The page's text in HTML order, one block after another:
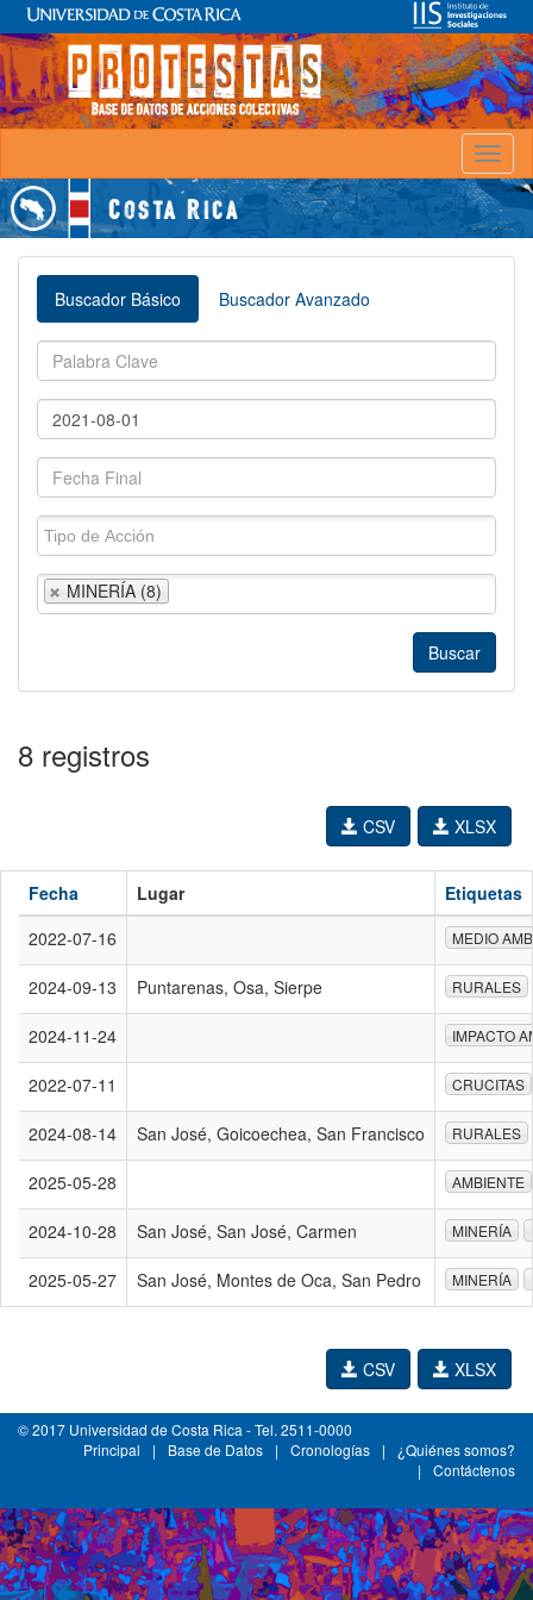
Buscador Básico Buscador Avanzado
MINERÍA (8)
8 registros
XLSX
CSV
Fecha Lugar
Etiquetas
2022-07-16
MEDIO
2024-09-13 Puntarenas, Osa, Sierpe RURALES
2024-11-24 IMPACTO
2022-07-11 CRUCITAS
2024-08-14 San José, Goicoechea, San Francisco RURALES
2025-05-28 AMBIENTE
2024-10-28 San José, San José, Carmen MINERÍA
2025-05-27 San José, Montes de Oca, San Pedro MINERÍA
XLSX
CSV
© 2017 Universidad de Costa Rica - Tel. 2511-0000
Principal
| Base de Datos | Cronologías |
¿Quiénes somos?
|
Contáctenos